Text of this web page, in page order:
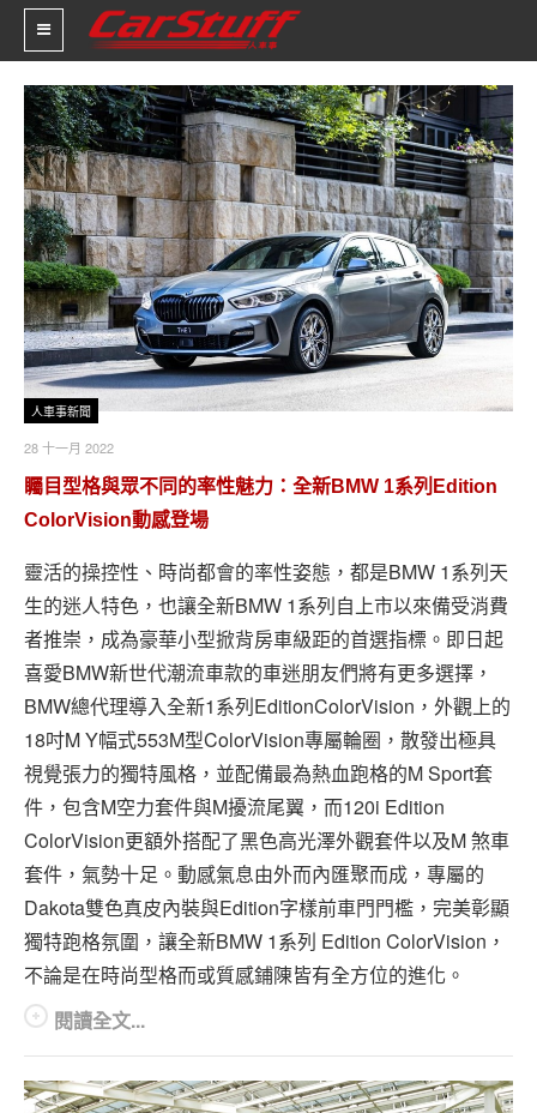
新車價格
車市新聞
賽車新聞
汽車改裝
輪胎特區
促銷訊息
人車軼事
試車報導
車型比拼
兩輪世界
人車事新聞
28 十一月 2022
矚目型格與眾不同的率性魅力：全新BMW 1系列Edition
ColorVision動感登場
靈活的操控性、時尚都會的率性姿態，都是BMW 1系列天
生的迷人特色，也讓全新BMW 1系列自上市以來備受消費
者推崇，成為豪華小型掀背房車級距的首選指標。即日起
喜愛BMW新世代潮流車款的車迷朋友們將有更多選擇，
BMW總代理導入全新1系列EditionColorVision，外觀上的
18吋M Y幅式553M型ColorVision專屬輪圈，散發出極具
視覺張力的獨特風格，並配備最為熱血跑格的M Sport套
件，包含M空力套件與M擾流尾翼，而120i Edition
ColorVision更額外搭配了黑色高光澤外觀套件以及M 煞車
套件，氣勢十足。動感氣息由外而內匯聚而成，專屬的
Dakota雙色真皮內裝與Edition字樣前車門門檻，完美彰顯
獨特跑格氛圍，讓全新BMW 1系列 Edition ColorVision，
不論是在時尚型格而或質感鋪陳皆有全方位的進化。
閱讀全文...